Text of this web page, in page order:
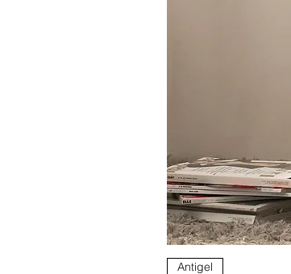
Antigel